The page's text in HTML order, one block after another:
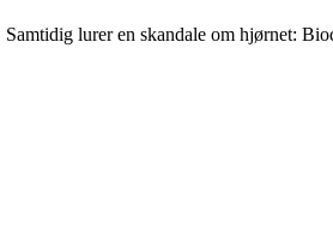
lurer en skandale om hjørnet: